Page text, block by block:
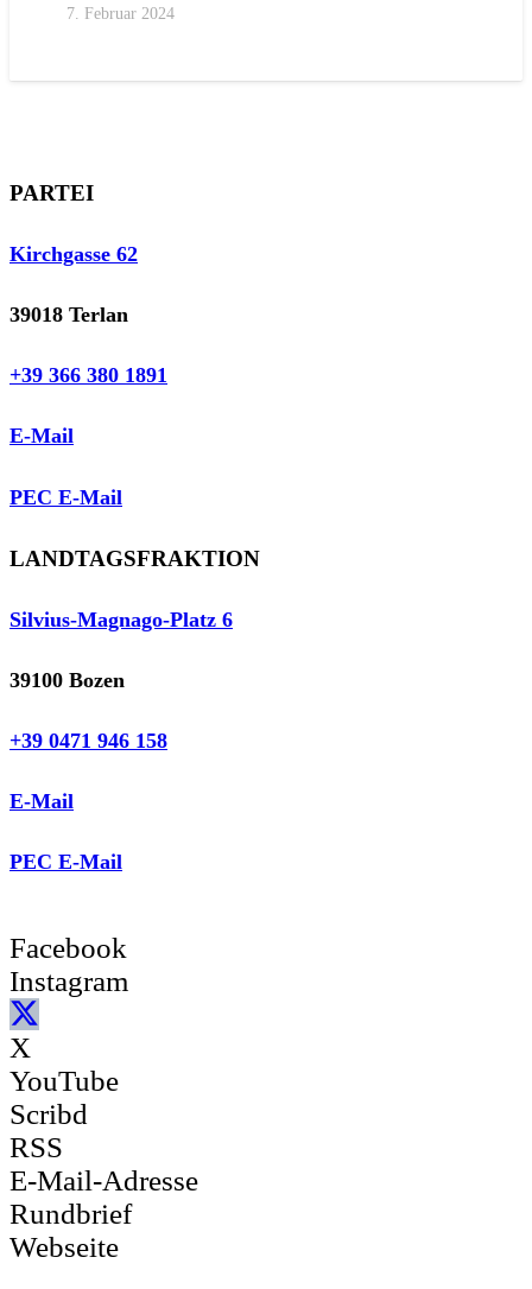
7. Februar 2024
PARTEI
Kirchgasse 62
39018 Terlan
+39 366 380 1891
E-Mail
PEC E-Mail
LANDTAGSFRAKTION
Silvius-Magnago-Platz 6
39100 Bozen
+39 0471 946 158
E-Mail
PEC E-Mail
Facebook
Instagram
X
YouTube
Scribd
RSS
E-Mail-Adresse
Rundbrief
Webseite